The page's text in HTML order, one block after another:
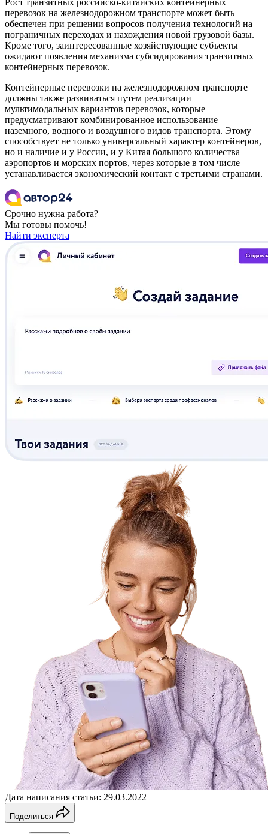
Рост транзитных российско-китайских контейнерных
перевозок на железнодорожном транспорте может быть
обеспечен при решении вопросов получения технологий на
пограничных переходах и нахождения новой грузовой базы.
Кроме того, заинтересованные хозяйствующие субъекты
ожидают появления механизма субсидирования транзитных
контейнерных перевозок.
Контейнерные перевозки на железнодорожном транспорте
должны также развиваться путем реализации
мультимодальных вариантов перевозок, которые
предусматривают комбинированное использование
наземного, водного и воздушного видов транспорта. Этому
способствует не только универсальный характер контейнеров,
но и наличие и у России, и у Китая большого количества
аэропортов и морских портов, через которые в том числе
устанавливается экономический контакт с третьими странами.
Срочно нужна работа?
Мы готовы помочь!
Найти эксперта
Дата написания статьи: 29.03.2022
Поделиться